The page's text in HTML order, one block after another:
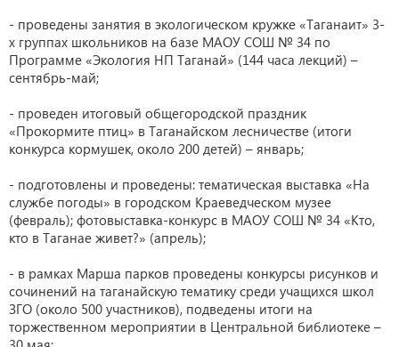
- проведены занятия в экологическом кружке «Таганаит» 3-
х группах школьников на базе МАОУ СОШ № 34 по
Программе «Экология НП Таганай» (144 часа лекций) –
сентябрь-май;
- проведен итоговый общегородской праздник
«Прокормите птиц» в Таганайском лесничестве (итоги
конкурса кормушек, около 200 детей) – январь;
- подготовлены и проведены: тематическая выставка «На
службе погоды» в городском Краеведческом музее
(февраль); фотовыставка-конкурс в МАОУ СОШ № 34 «Кто,
кто в Таганае живет?» (апрель);
- в рамках Марша парков проведены конкурсы рисунков и
сочинений на таганайскую тематику среди учащихся школ
ЗГО (около 500 участников), подведены итоги на
торжественном мероприятии в Центральной библиотеке –